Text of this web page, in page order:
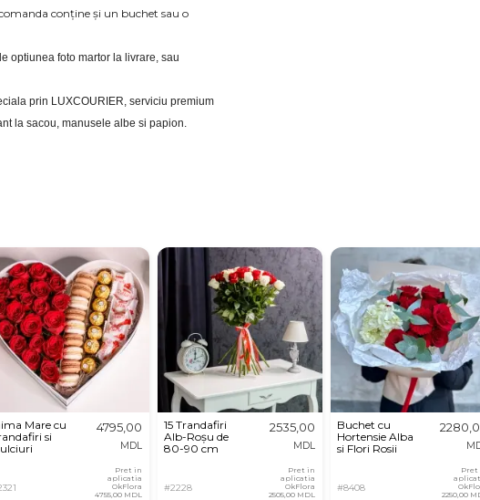
conține și un buchet sau o
optiunea foto martor la livrare, sau
prin LUXCOURIER, serviciu premium
la sacou, manusele albe si papion.
Mare cu
si
4795,00
MDL
Pret in
aplicatia
OkFlora
4755,00 MDL
15 Trandafiri
Alb-Roșu de
80-90 cm
#2228
2535,00
MDL
Pret in
aplicatia
OkFlora
2505,00 MDL
Buchet cu
Hortensie Alba
si Flori Rosii
#8408
Pret
2250,00